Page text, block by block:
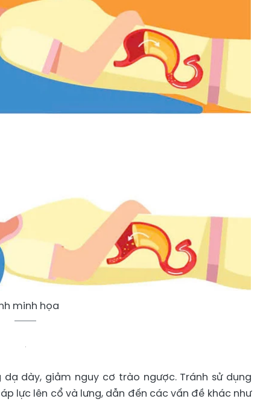
minh họa
dày, giảm nguy cơ trào ngược. Tránh sử dụng
lực lên cổ và lưng, dẫn đến các vấn đề khác như